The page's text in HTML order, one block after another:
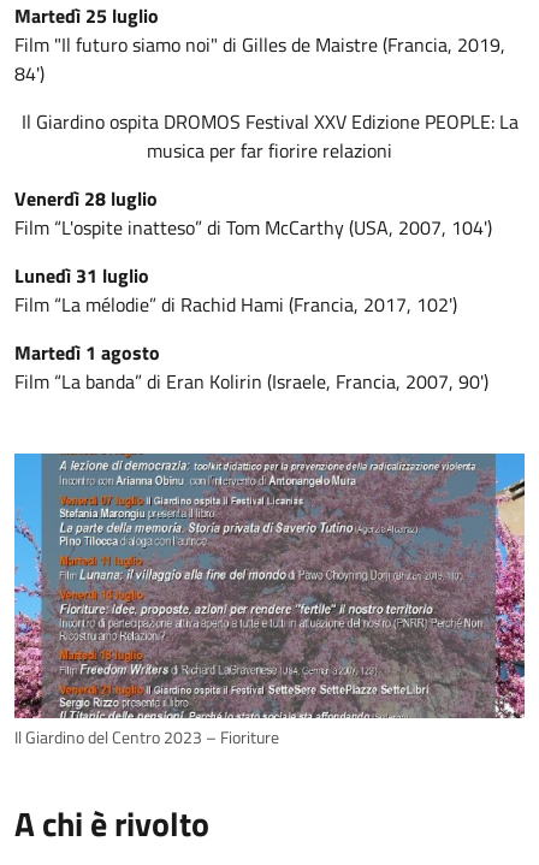
Martedì 25 luglio
Film "Il futuro siamo noi" di Gilles de Maistre (Francia, 2019,
84')
Il Giardino ospita DROMOS Festival XXV Edizione PEOPLE: La
musica per far fiorire relazioni
Venerdì 28 luglio
Film “L'ospite inatteso” di Tom McCarthy (USA, 2007, 104')
Lunedì 31 luglio
Film “La mélodie” di Rachid Hami (Francia, 2017, 102')
Martedì 1 agosto
Film “La banda” di Eran Kolirin (Israele, Francia, 2007, 90')
Il Giardino del Centro 2023 – Fioriture
A chi è rivolto